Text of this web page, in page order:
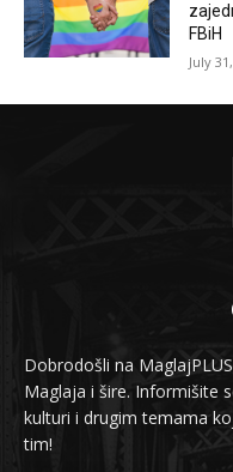
FBiH
July
Dobrodošli na
Maglaja i šire. Informišite
kulturi i drugim temama
tim!